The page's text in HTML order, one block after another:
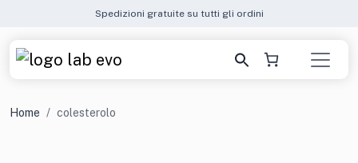
Spedizioni gratuite su tutti gli ordini
Home colesterolo